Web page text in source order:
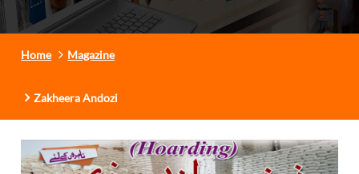
Home Magazine
Zakheera Andozi